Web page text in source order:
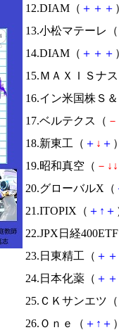
12.DIAM（ ＋ ＋ ＋
13.小松マテーレ（
14.DIAM（ ＋ ＋ ＋
15.ＭＡＸＩＳナ
16.イン米国株Ｓ
17.ベルテクス（ －
18.新東工（ ＋ ↓ ＋
19.昭和真空（ － ↓ ↓
20.グローバルX（
21.ITOPIX（ ＋ ↑ ＋
22.JPX日経
23.日東精工（ ＋ ＋
24.日本化薬（ ＋ ＋
25.ＣＫサンエツ（
26.Ｏｎｅ（ ＋ ↑ ＋